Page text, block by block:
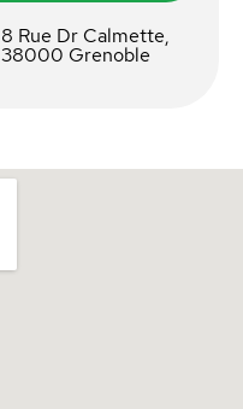
8 Rue Dr Calmette,
38000 Grenoble